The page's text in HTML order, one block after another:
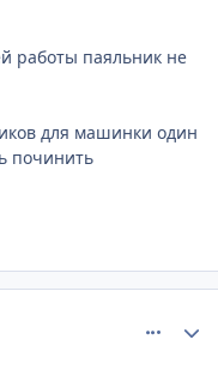
работы паяльник не
для машинки один
починить